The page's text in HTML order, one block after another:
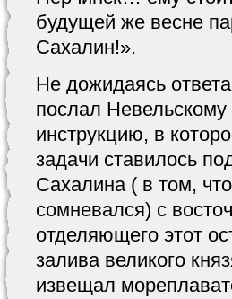
будущей же весне
Сахалин!».
Не дожидаясь
послал
инструкцию, в
задачи ставилось
Сахалина ( в том,
сомневался) с
отделяющего этот
залива великого
извещал